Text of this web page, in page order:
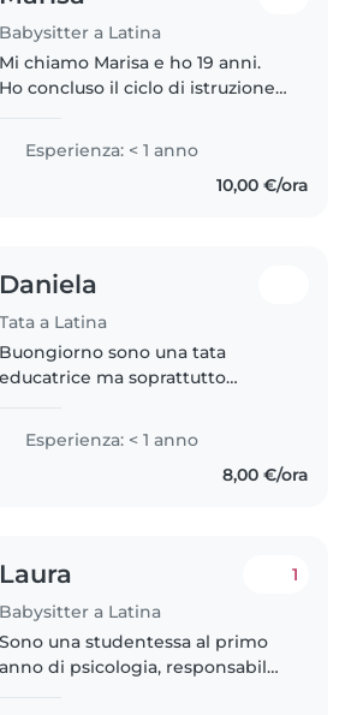
Babysitter a Latina
Mi chiamo Marisa e ho 19 anni.
Ho concluso il ciclo di istruzione
prendendo il diploma presso un
liceo scientifico a Roma. Non ho
Esperienza: < 1 anno
10,00 €/ora
Daniela
Tata a Latina
Buongiorno sono una tata
educatrice ma soprattutto
anni e l'altro di 18 anni, questo ha
la sindrome di down. Quindi me
la cavo con ragazzi come lui. Ho..
Esperienza: < 1 anno
8,00 €/ora
Laura
Babysitter a Latina
1
Sono una studentessa al primo
anno di psicologia, responsabile,